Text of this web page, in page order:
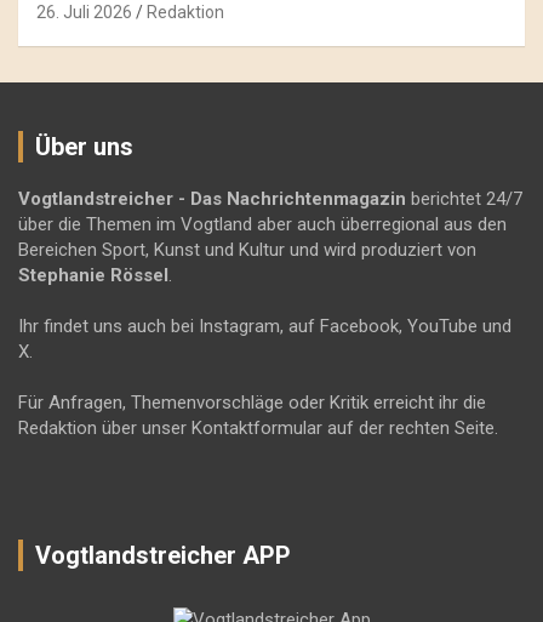
26. Juli 2026 Redaktion
Über uns
Vogtlandstreicher - Das Nachrichtenmagazin berichtet 24/7
über die Themen im Vogtland aber auch überregional aus den
Bereichen Sport, Kunst und Kultur und wird produziert von
Stephanie Rössel.
Ihr findet uns auch bei Instagram, auf Facebook, YouTube und
X.
Für Anfragen, Themenvorschläge oder Kritik erreicht ihr die
Redaktion über unser Kontaktformular auf der rechten Seite.
Vogtlandstreicher APP